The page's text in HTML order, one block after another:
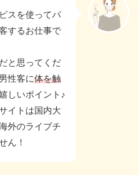
スを使ってパ
するお仕事で
と思ってくだ
性客に体を触
しいポイント♪
イトは国内大
外のライブチ
ん！